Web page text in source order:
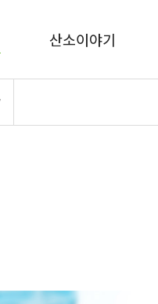
산소이야기